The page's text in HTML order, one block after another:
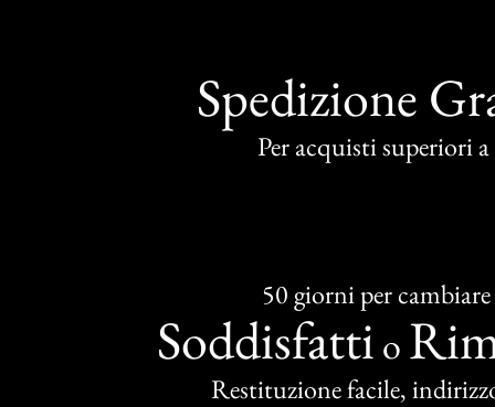
Spedizione
Per acquisti superiori
50 giorni per cambiare
Soddisfatti o
Restituzione facile,